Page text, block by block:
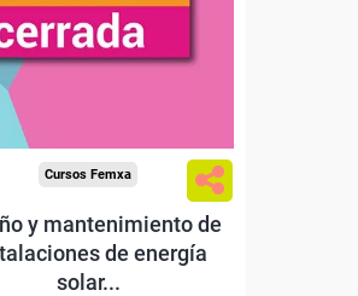
Cursos Femxa
y mantenimiento de
de energía
solar...